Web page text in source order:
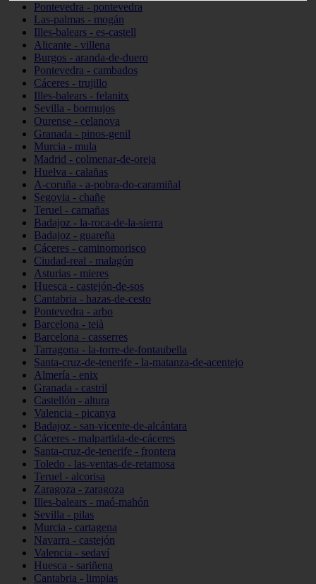
Pontevedra - pontevedra
Las-palmas - mogán
Illes-balears - es-castell
Alicante - villena
Burgos - aranda-de-duero
Pontevedra - cambados
Cáceres - trujillo
Illes-balears - felanitx
Sevilla - bormujos
Ourense - celanova
Granada - pinos-genil
Murcia - mula
Madrid - colmenar-de-oreja
Huelva - calañas
A-coruña - a-pobra-do-caramiñal
Segovia - chañe
Teruel - camañas
Badajoz - la-roca-de-la-sierra
Badajoz - guareña
Cáceres - caminomorisco
Ciudad-real - malagón
Asturias - mieres
Huesca - castejón-de-sos
Cantabria - hazas-de-cesto
Pontevedra - arbo
Barcelona - teià
Barcelona - casserres
Tarragona - la-torre-de-fontaubella
Santa-cruz-de-tenerife - la-matanza-de-acentejo
Almería - enix
Granada - castril
Castellón - altura
Valencia - picanya
Badajoz - san-vicente-de-alcántara
Cáceres - malpartida-de-cáceres
Santa-cruz-de-tenerife - frontera
Toledo - las-ventas-de-retamosa
Teruel - alcorisa
Zaragoza - zaragoza
Illes-balears - maó-mahón
Sevilla - pilas
Murcia - cartagena
Navarra - castejón
Valencia - sedaví
Huesca - sariñena
Cantabria - limpias